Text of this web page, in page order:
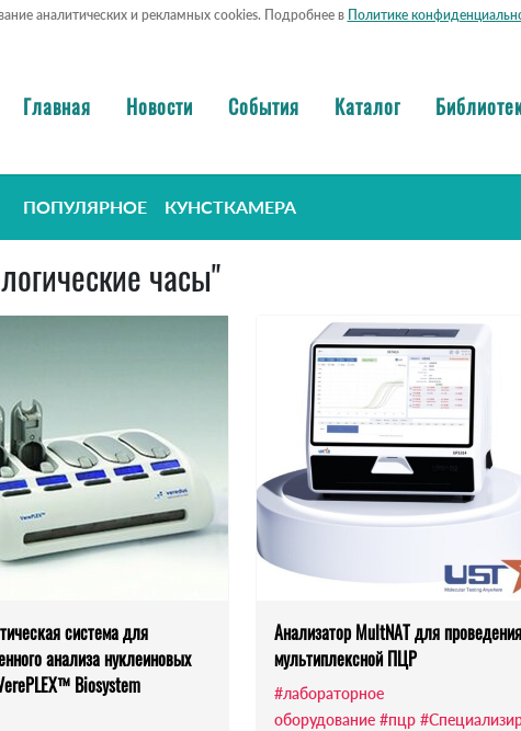
аналитических и рекламных cookies. Подробнее в Политике
Главная Новости События Каталог
ПОПУЛЯРНОЕ КУНСТКАМЕРА
часы"
система для
анализа нуклеиновых
Biosystem
Анализатор MultNAT для проведения
мультиплексной ПЦР
#лабораторное
оборудование #пцр